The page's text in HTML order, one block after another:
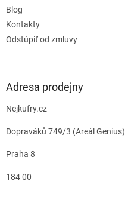
Blog
Kontakty
Odstúpiť od zmluvy
Adresa prodejny
Nejkufry.cz
Dopraváků 749/3 (Areál Genius)
Praha 8
184 00